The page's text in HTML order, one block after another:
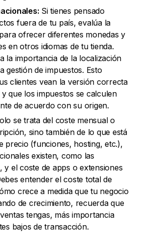
Si tienes pensado
fuera de tu país, evalúa la
ofrecer diferentes monedas y
en otros idiomas de tu tienda.
la importancia de la localización
gestión de impuestos. Esto
clientes vean la versión correcta
que los impuestos se calculen
de acuerdo con su origen.
se trata del coste mensual o
sino también de lo que está
precio (funciones, hosting, etc.),
existen, como las
y el coste de apps o extensiones
entender el coste total de
crece a medida que tu negocio
de crecimiento, recuerda que
tengas, más importancia
bajos de transacción.